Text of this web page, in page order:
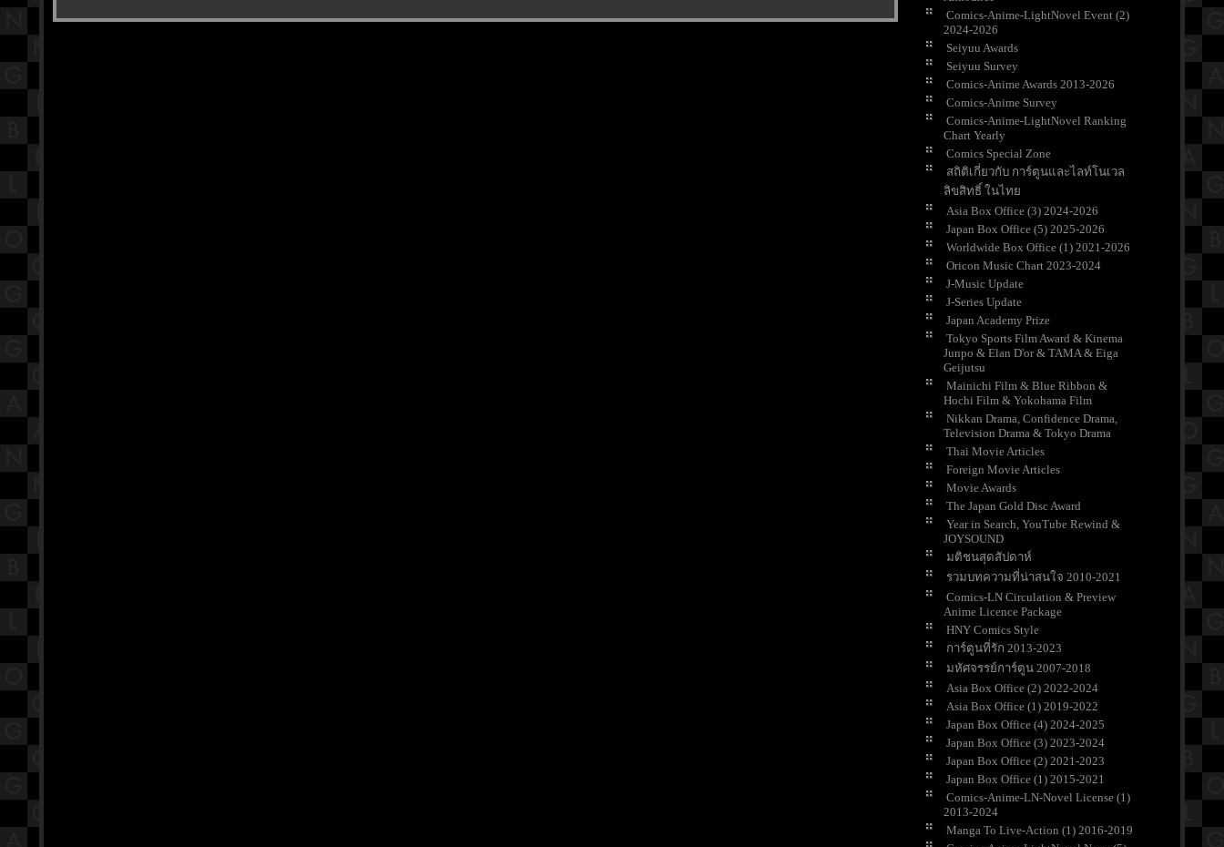
Comics-Anime-LightNovel Event (2)
2024-2026
Seiyuu Awards
Seiyuu Survey
Comics-Anime Awards 2013-2026
Comics-Anime Survey
Comics-Anime-LightNovel Ranking
Chart Yearly
Comics Special Zone
สถิติเกี่ยวกับ การ์ตูนและไลท์โนเวล
ลิขสิทธิ์ ในไท
Asia Box Office (3) 2024-2026
Japan Box Office (5) 2025-2026
Worldwide Box Office (1) 2021-2026
Oricon Music Chart 2023-2024
J-Music Update
J-Series Update
Japan Academy Prize
Tokyo Sports Film Award & Kinema
Junpo & Elan D'or & TAMA & Eiga
Geijutsu
Mainichi Film & Blue Ribbon &
Hochi Film & Yokohama Film
Nikkan Drama, Confidence Drama,
Television Drama & Tokyo Drama
Thai Movie Articles
Foreign Movie Articles
Movie Awards
The Japan Gold Disc Award
Year in Search, YouTube Rewind &
JOYSOUND
มติชนสุดสัปดาห์
รวมบทความที่น่าสนใจ 2010-2021
Comics-LN Circulation & Preview
Anime Licence Package
HNY Comics Style
การ์ตูนที่รัก 2013-2023
มหัศจรรย์การ์ตูน 2007-2018
Asia Box Office (2) 2022-2024
Asia Box Office (1) 2019-2022
Japan Box Office (4) 2024-2025
Japan Box Office (3) 2023-2024
Japan Box Office (2) 2021-2023
Japan Box Office (1) 2015-2021
Comics-Anime-LN-Novel License (1)
2013-2024
Manga To Live-Action (1) 2016-2019